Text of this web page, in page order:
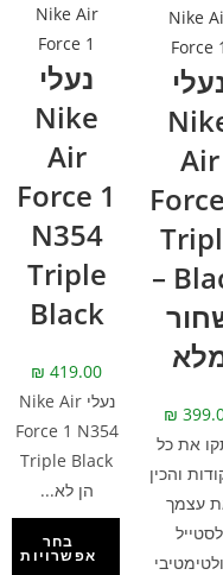
Nike
Force 1
Air
Black –
₪
את כל
והכין
עצמך
לסטייל
Nike Air
Force 1
נעלי
Nike
Air
Force 1
N354
Triple
Black
₪ 419.00
נעלי Nike Air
Force 1 N354
Triple Black
הן לא...
בחר
אפשרויות